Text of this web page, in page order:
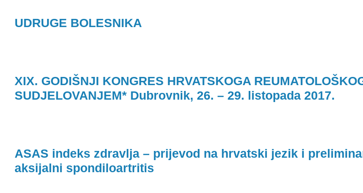
UDRUGE BOLESNIKA
XIX. GODIŠNJI KONGRES HRVATSKOGA
SUDJELOVANJEM* Dubrovnik, 26. – 29. listopada 2017.
ASAS indeks zdravlja – prijevod na hrvatski jezik i
aksijalni spondiloartritis